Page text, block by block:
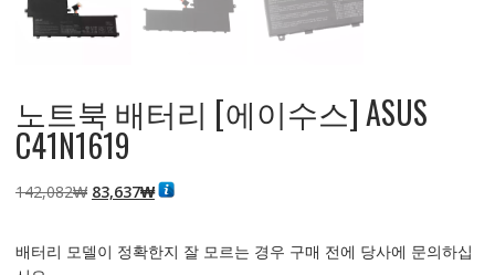
노트북 배터리 [에이수스] ASUS
C41N1619
142,082₩ 원
격:
83,637₩현
격:
배터리 모델이 정확한지 잘 모르는 경우 구매 전에 당사에 문의하십